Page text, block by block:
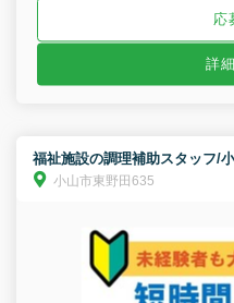
応
詳
福祉施設の調理補助スタッフ/
小山市東野田635